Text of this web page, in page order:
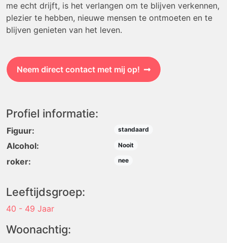
me echt drijft, is het verlangen om te blijven verkennen,
plezier te hebben, nieuwe mensen te ontmoeten en te
blijven genieten van het leven.
Neem direct contact met mij op!
Profiel informatie:
Figuur: standaard
Alcohol: Nooit
roker: nee
Leeftijdsgroep:
40 - 49 Jaar
Woonachtig: